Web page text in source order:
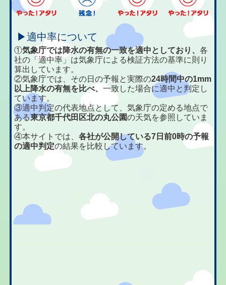
▶適中率について
①気象庁では降水の有無の一致を適中としており、各
社の「適中率」は気象庁による検証方法の基準に則り
算出しています。
②気象庁では、その日の予報と実際の24時間中の1mm
以上降水の有無を比べ、一致した場合に適中と判定し
ています。
③適中判定の代表地点として、気象庁の定める地点で
ある東京都千代田区北の丸公園の天気を参照していま
す。
④本サイトでは、各社が公開している7日前0時の予報
の適中判定の結果を比較しています。